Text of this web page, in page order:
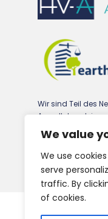
We value
We use
serve
traffic. By
of cookies.
Wir sind Teil des
Umwelt- und
sind
Copyright